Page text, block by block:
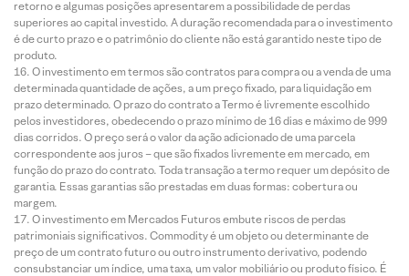
retorno e algumas posições apresentarem a possibilidade de perdas
superiores ao capital investido. A duração recomendada para o investimento
é de curto prazo e o patrimônio do cliente não está garantido neste tipo de
produto.
O investimento em termos são contratos para compra ou a venda de uma
determinada quantidade de ações, a um preço fixado, para liquidação em
prazo determinado. O prazo do contrato a Termo é livremente escolhido
pelos investidores, obedecendo o prazo mínimo de 16 dias e máximo de 999
dias corridos. O preço será o valor da ação adicionado de uma parcela
correspondente aos juros – que são fixados livremente em mercado, em
função do prazo do contrato. Toda transação a termo requer um depósito de
garantia. Essas garantias são prestadas em duas formas: cobertura ou
margem.
O investimento em Mercados Futuros embute riscos de perdas
patrimoniais significativos. Commodity é um objeto ou determinante de
preço de um contrato futuro ou outro instrumento derivativo, podendo
consubstanciar um índice, uma taxa, um valor mobiliário ou produto físico. É